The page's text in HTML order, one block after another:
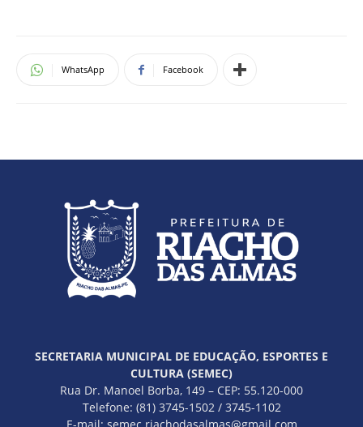
WhatsApp Facebook
SECRETARIA MUNICIPAL DE EDUCAÇÃO, ESPORTES E
CULTURA (SEMEC)
Rua Dr. Manoel Borba, 149 – CEP: 55.120-000
Telefone: (81) 3745-1502 / 3745-1102